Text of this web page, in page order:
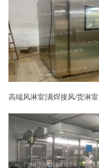
高端风淋室|满焊接风/货淋室